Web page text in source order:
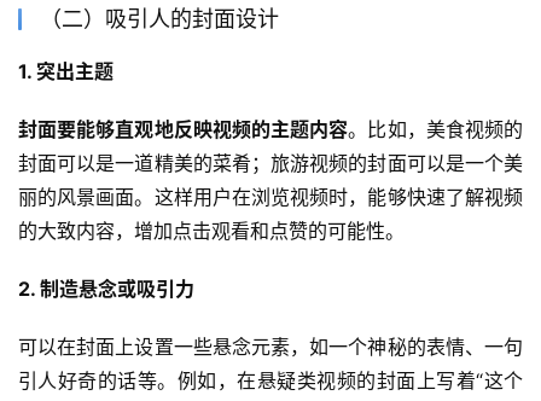
（二）吸引人的封面设计
1. 突出主题
封面要能够直观地反映视频的主题内容。比如，美食视频的
封面可以是一道精美的菜肴；旅游视频的封面可以是一个美
丽的风景画面。这样用户在浏览视频时，能够快速了解视频
的大致内容，增加点击观看和点赞的可能性。
2. 制造悬念或吸引力
可以在封面上设置一些悬念元素，如一个神秘的表情、一句
引人好奇的话等。例如，在悬疑类视频的封面上写着“这个